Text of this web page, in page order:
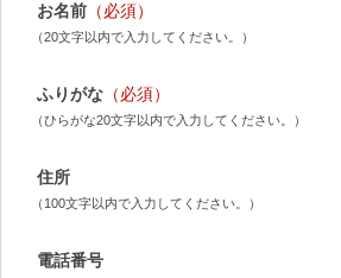
お名前 （必須）
（20文字以内で入力してください。）
ふりがな （必須）
（ひらがな20文字以内で入力してください。）
住所
（100文字以内で入力してください。）
電話番号